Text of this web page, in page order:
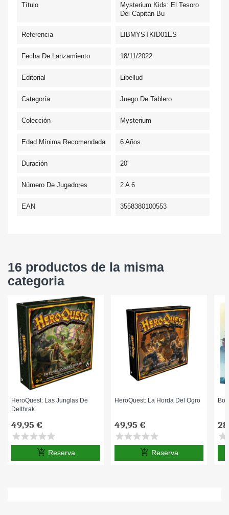
Título
Mysterium Kids: El Tesoro
Del Capitán Bu
Referencia LIBMYSTKID01ES
Fecha De Lanzamiento 18/11/2022
Editorial Libellud
Categoría Juego De Tablero
Colección Mysterium
Edad Mínima Recomendada 6 Años
Duración 20'
Número De Jugadores 2 A 6
EAN 3558380100553
16 productos de la misma
categoria
HeroQuest: Las Junglas De
Delthrak
49,95 €
starstarstarstarstar
add_shopping_cart Reserva
HeroQuest: La Horda Del Ogro
49,95 €
starstarstarstarstar
add_shopping_cart Reserva
star